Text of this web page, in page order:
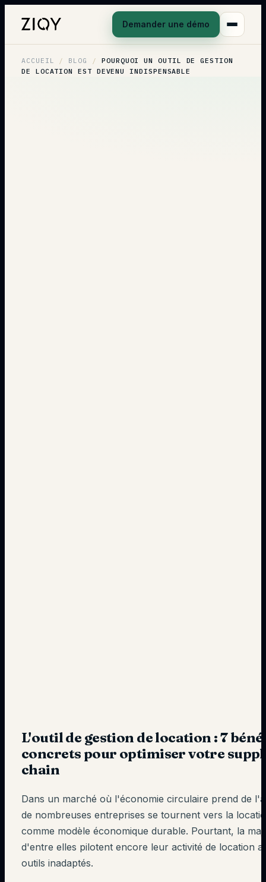
Demander une démo
ACCUEIL / BLOG /
POURQUOI UN OUTIL DE GESTION
DE LOCATION EST DEVENU INDISPENSABLE
L'outil de gestion de location : 7
concrets pour optimiser votre
chain
Dans un marché où l'économie circulaire prend de
de nombreuses entreprises se tournent vers la
comme modèle économique durable. Pourtant, la
d'entre elles pilotent encore leur activité de location
outils inadaptés.